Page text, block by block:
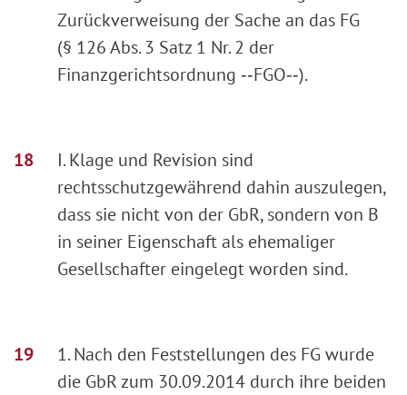
Zurückverweisung der Sache an das FG
(§ 126 Abs. 3 Satz 1 Nr. 2 der
Finanzgerichtsordnung ‑‑FGO‑‑).
I. Klage und Revision sind
rechtsschutzgewährend dahin auszulegen,
dass sie nicht von der GbR, sondern von B
in seiner Eigenschaft als ehemaliger
Gesellschafter eingelegt worden sind.
1. Nach den Feststellungen des FG wurde
die GbR zum 30.09.2014 durch ihre beiden